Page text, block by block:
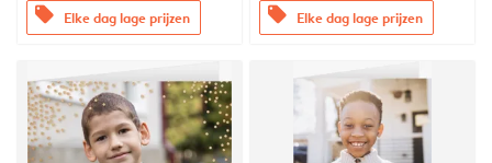
offers Elke dag lage prijzen offers Elke dag lage prijzen